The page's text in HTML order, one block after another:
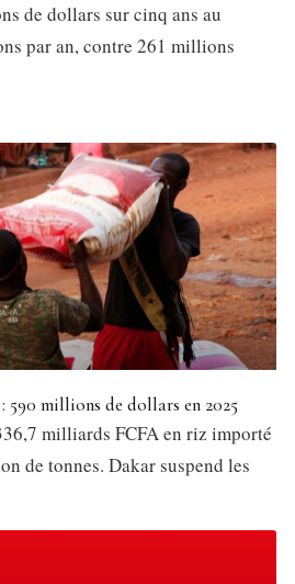
de dollars sur cinq ans au
par an, contre 261 millions
590 millions de dollars en 2025
milliards FCFA en riz importé
de tonnes. Dakar suspend les